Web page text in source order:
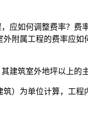
应如何调整费率？
附属工程的费率应
建筑室外地坪以上
）为单位计算，工